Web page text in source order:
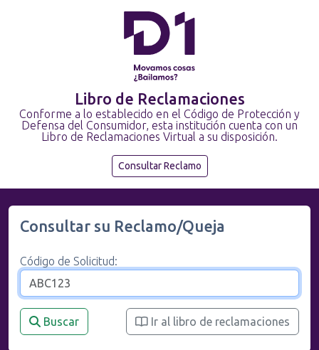
Libro de Reclamaciones
Conforme a lo establecido en el Código de Protección y
Defensa del Consumidor, esta institución cuenta con un
Libro de Reclamaciones Virtual a su disposición.
Consultar Reclamo
Consultar su Reclamo/Queja
Código de Solicitud:
Buscar Ir al libro de reclamaciones